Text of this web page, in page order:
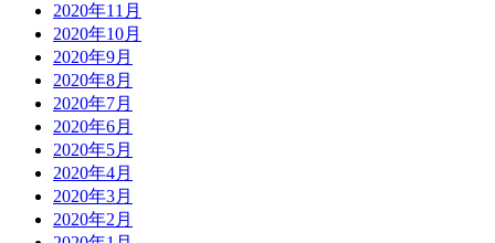
2020年11月
2020年10月
2020年9月
2020年8月
2020年7月
2020年6月
2020年5月
2020年4月
2020年3月
2020年2月